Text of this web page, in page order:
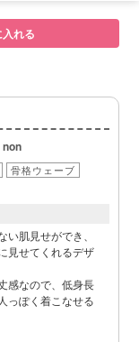
れる
non
骨格ウェーブ
肌見せができ、
見せてくれるデザ
感なので、低身長
っぽく着こなせる